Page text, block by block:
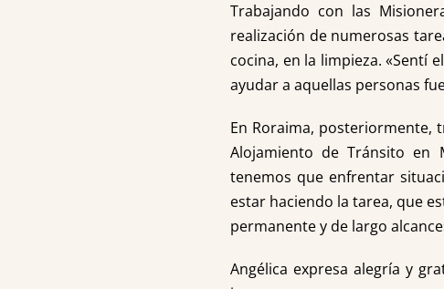
Trabajando con las
realización de numerosas
cocina, en la limpieza. «Sentí
ayudar a aquellas personas
En Roraima, posteriormente,
Alojamiento de Tránsito en
tenemos que enfrentar
estar haciendo la tarea, que
permanente y de largo
Angélica expresa alegría y